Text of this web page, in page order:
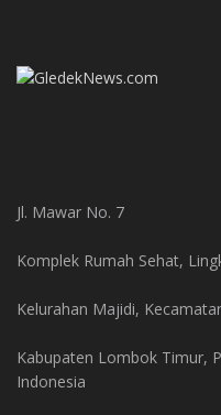
Jl. Mawar No. 7
Komplek Rumah Sehat,
Kelurahan Majidi,
Kabupaten Lombok Timur,
Indonesia